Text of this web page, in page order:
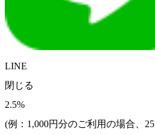
LINE
閉じる
2.5%
(例：1,000円分のご利用の場合、 25